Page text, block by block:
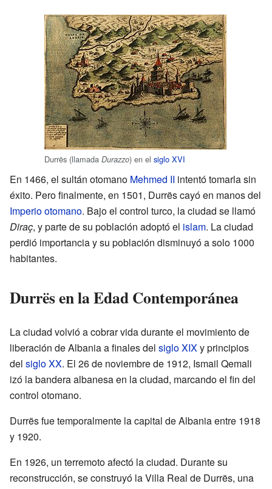
Durrës (llamada Durazzo) en el siglo XVI
En 1466, el sultán otomano Mehmed II intentó tomarla sin
éxito. Pero finalmente, en 1501, Durrës cayó en manos del
Imperio otomano. Bajo el control turco, la ciudad se llamó
Diraç, y parte de su población adoptó el islam. La ciudad
perdió importancia y su población disminuyó a solo 1000
habitantes.
Durrës en la Edad Contemporánea
La ciudad volvió a cobrar vida durante el movimiento de
liberación de Albania a finales del siglo XIXy principios
del siglo XX. El 26 de noviembre de 1912, Ismail Qemali
izó la bandera albanesa en la ciudad, marcando el fin del
control otomano.
Durrës fue temporalmente la capital de Albania entre 1918
y 1920.
En 1926, un terremoto afectó la ciudad. Durante su
reconstrucción, se construyó la Villa Real de Durrës, una